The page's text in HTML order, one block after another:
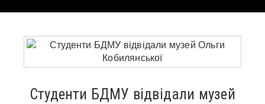
Студенти БДМУ відвідали музей